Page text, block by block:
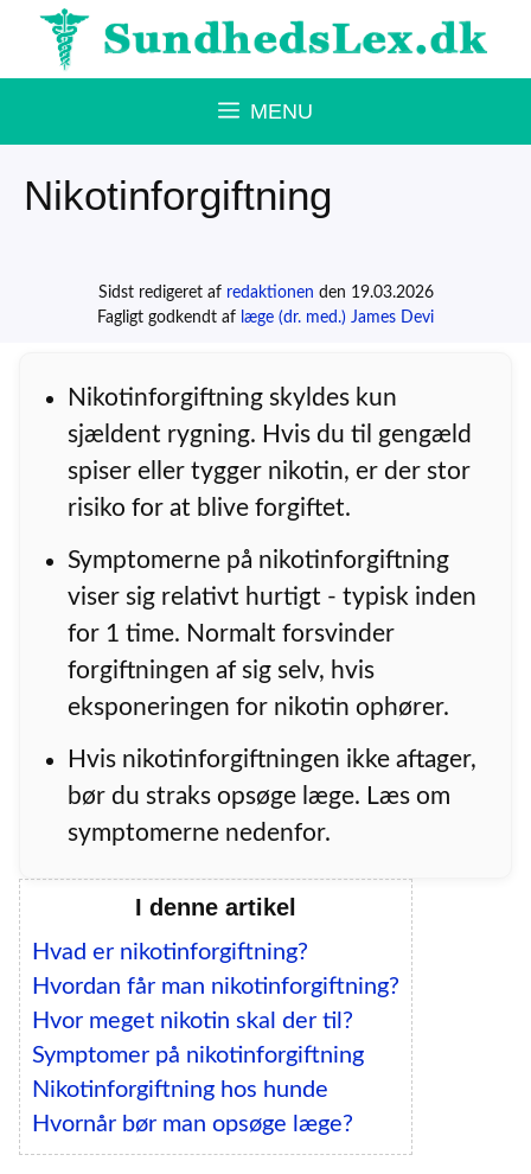
Hop
MENU
Nikotinforgiftning
Sidst redigeret af redaktionen den 19.03.2026
Fagligt godkendt af læge (dr. med.) James Devi
Nikotinforgiftning skyldes kun
sjældent rygning. Hvis du til gengæld
spiser eller tygger nikotin, er der stor
risiko for at blive forgiftet.
Symptomerne på nikotinforgiftning
viser sig relativt hurtigt - typisk inden
for 1 time. Normalt forsvinder
forgiftningen af sig selv, hvis
eksponeringen for nikotin ophører.
Hvis nikotinforgiftningen ikke aftager,
bør du straks opsøge læge. Læs om
symptomerne nedenfor.
I denne artikel
Hvad er nikotinforgiftning?
Hvordan får man nikotinforgiftning?
Hvor meget nikotin skal der til?
Symptomer på nikotinforgiftning
Nikotinforgiftning hos hunde
Hvornår bør man opsøge læge?